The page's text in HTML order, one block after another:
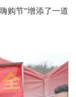
购节”增添了一道